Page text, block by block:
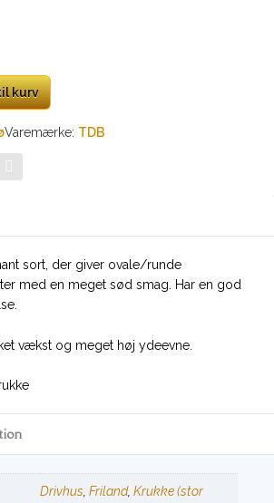
kurv
Varemærke: TDB
sort, der giver ovale/runde
med en meget sød smag. Har en god
vækst og meget høj ydeevne.
Drivhus Friland, Krukke (stor